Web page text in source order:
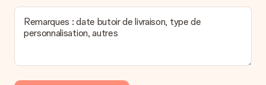
Remarques : date butoir de livraison, type de
personnalisation, autres